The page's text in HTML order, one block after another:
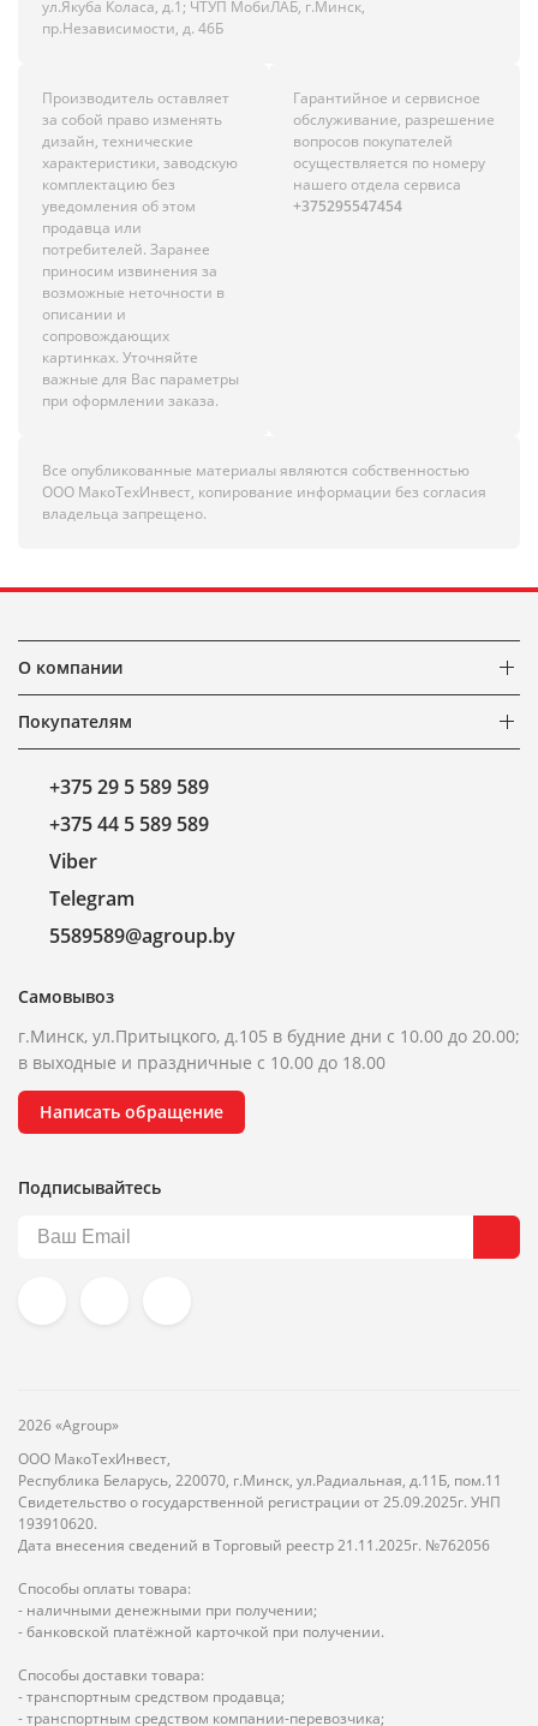
ул.Якуба Коласа, д.1; ЧТУП МобиЛАБ, г.Минск,
пр.Независимости, д. 46Б
Производитель оставляет
за собой право изменять
дизайн, технические
характеристики, заводскую
комплектацию без
уведомления об этом
продавца или
потребителей. Заранее
приносим извинения за
возможные неточности в
описании и
сопровождающих
картинках. Уточняйте
важные для Вас параметры
при оформлении заказа.
Гарантийное и сервисное
обслуживание, разрешение
вопросов покупателей
осуществляется по номеру
нашего отдела сервиса
+375295547454
Все опубликованные материалы являются собственностью
ООО МакоТехИнвест, копирование информации без согласия
владельца запрещено.
О компании
Покупателям
+375 29 5 589 589
+375 44 5 589 589
Viber
Telegram
5589589@agroup.by
Самовывоз
г.Минск, ул.Притыцкого, д.105 в будние дни с 10.00 до 20.00;
в выходные и праздничные с 10.00 до 18.00
Написать обращение
Подписывайтесь
2026 «Agroup»
ООО МакоТехИнвест,
Республика Беларусь, 220070, г.Минск, ул.Радиальная, д.11Б, пом.11
Свидетельство о государственной регистрации от 25.09.2025г. УНП
193910620.
Дата внесения сведений в Торговый реестр 21.11.2025г. №762056
Способы оплаты товара:
- наличными денежными при получении;
- банковской платёжной карточкой при получении.
Способы доставки товара:
- транспортным средством продавца;
- транспортным средством компании-перевозчика;